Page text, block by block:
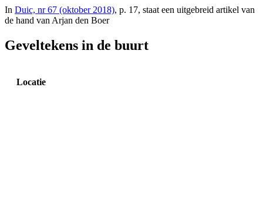
In Duic, nr 67 (oktober 2018), p. 17, staat een uitgebreid artikel van
de hand van Arjan den Boer
Geveltekens in de buurt
Locatie